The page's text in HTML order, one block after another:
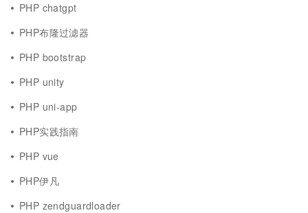
PHP chatgpt
PHP布隆过滤器
PHP bootstrap
PHP unity
PHP uni-app
PHP实践指南
PHP vue
PHP伊凡
PHP zendguardloader